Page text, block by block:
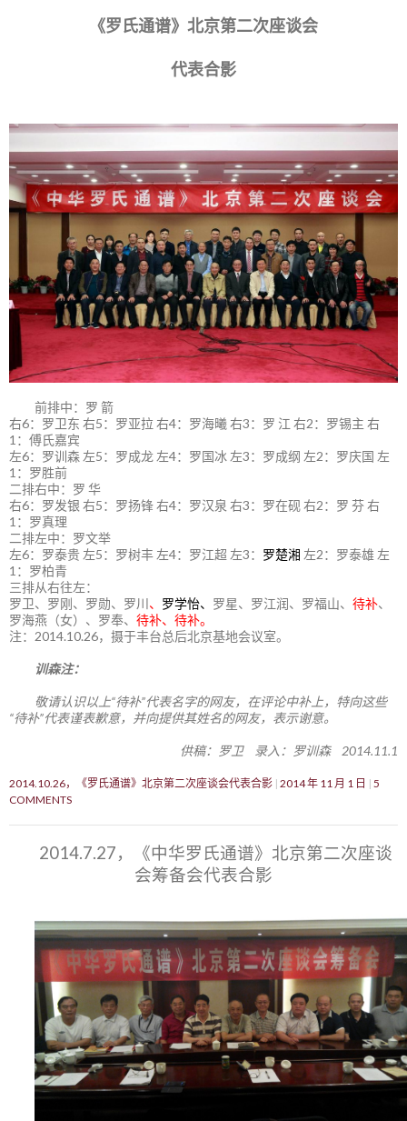
《罗氏通谱》北京第二次座谈会
代表合影
前排中：罗 箭
右6：罗卫东 右5：罗亚拉 右4：罗海曦 右3：罗 江 右2：罗锡主 右
1：傅氏嘉宾
左6：罗训森 左5：罗成龙 左4：罗国冰 左3：罗成纲 左2：罗庆国 左
1：罗胜前
二排右中：罗 华
右6：罗发银 右5：罗扬锋 右4：罗汉泉 右3：罗在砚 右2：罗 芬 右
1：罗真理
二排左中：罗文举
左6：罗泰贵 左5：罗树丰 左4：罗江超 左3： 罗楚湘 左2：罗泰雄 左
1：罗柏青
三排从右往左：
罗卫、罗刚、罗勋、罗川、 罗学怡、 罗星、罗江润、罗福山、 待补、
罗海燕（女）、罗奉、 待补、待补。
注：2014.10.26，摄于丰台总后北京基地会议室。
训森注：
敬请认识以上“待补”代表名字的网友，在评论中补上，特向这些
“待补”代表谨表歉意，并向提供其姓名的网友，表示谢意。
供稿：罗卫 录入：罗训森 2014.11.1
2014.10.26，《罗氏通谱》北京第二次座谈会代表合影 2014 年 11 月 1 日
5
COMMENTS
2014.7.27，《中华罗氏通谱》北京第二次座谈
会筹备会代表合影